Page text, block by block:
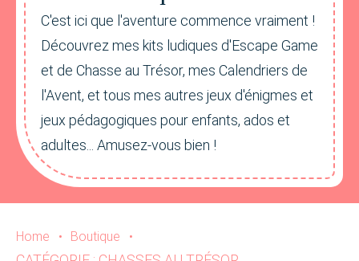
C'est ici que l'aventure commence vraiment !
Découvrez mes kits ludiques d'Escape Game
et de Chasse au Trésor, mes Calendriers de
l'Avent, et tous mes autres jeux d'énigmes et
jeux pédagogiques pour enfants, ados et
adultes... Amusez-vous bien !
Home • Boutique •